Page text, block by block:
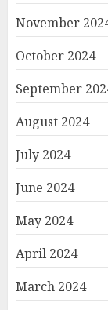
November
October 2024
September
August 2024
July 2024
June 2024
May 2024
April 2024
March 2024